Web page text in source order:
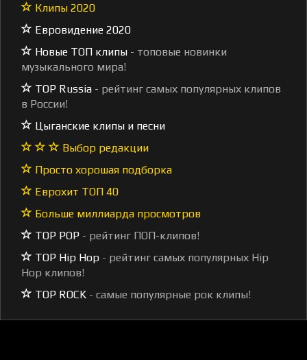
Клипы 2020
Евровидение 2020
Новые ТОП клипы - топовые новинки
музыкального мира!
TOP Russia - рейтинг самых популярных клипов
в России!
Цыганские клипы и песни
Выбор редакции
Просто хорошая подборка
Еврохит ТОП 40
Больше миллиарда просмотров
TOP POP - рейтинг ПОП-клипов!
TOP Hip Hop - рейтинг самых популярных Hip
Hop клипов!
TOP ROCK - самые популярные рок клипы!